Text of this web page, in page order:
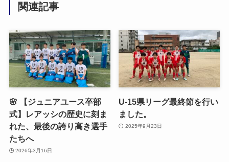
関連記事
🌸 【ジュニアユース卒部
式】レアッシの歴史に刻ま
れた、最後の誇り高き選手
たちへ
2026年3月16日
U-15県リーグ最終節を行い
ました。
2025年9月23日